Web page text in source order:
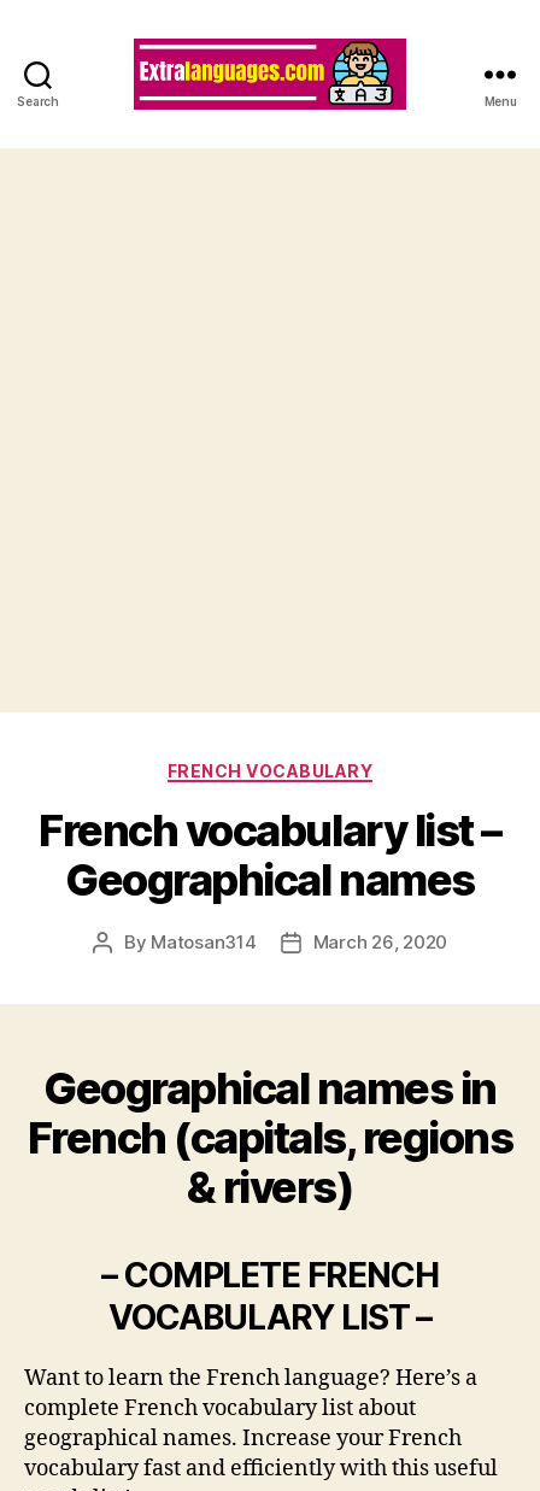
Search Menu
Categories
FRENCH VOCABULARY
French vocabulary list –
Geographical names
Post
By Matosan314
PostMarch 26, 2020
Geographical names in
French (capitals, regions
& rivers)
– COMPLETE FRENCH
VOCABULARY LIST –
Want to learn the French language? Here’s a
complete French vocabulary list about
geographical names. Increase your French
vocabulary fast and efficiently with this useful